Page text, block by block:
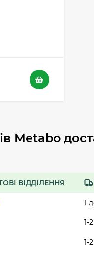
Metabo
ВІДДІЛЕННЯ
1
1-
1-